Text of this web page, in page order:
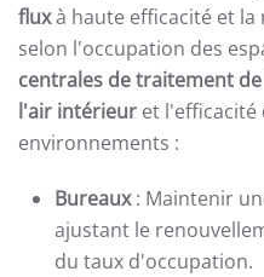
fluxà haute efficacité et
selon l'occupation des
centrales de traitement de
l'air intérieur et l'efficacité
environnements :
Bureaux: Maintenir
ajustant le
du taux d'occupation.